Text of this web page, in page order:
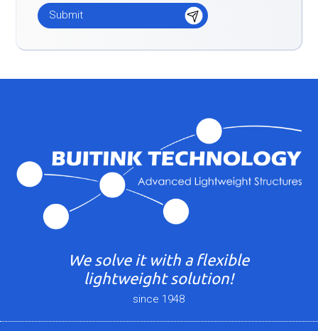
We solve it with a flexible
lightweight solution!
since 1948